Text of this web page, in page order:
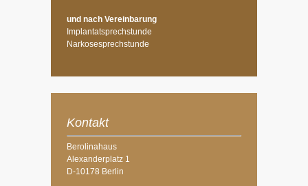
und nach Vereinbarung
Implantatsprechstunde
Narkosesprechstunde
Kontakt
Berolinahaus
Alexanderplatz 1
D-10178 Berlin